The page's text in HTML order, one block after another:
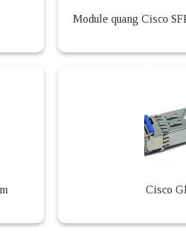
Module quang Cisco
Cisco